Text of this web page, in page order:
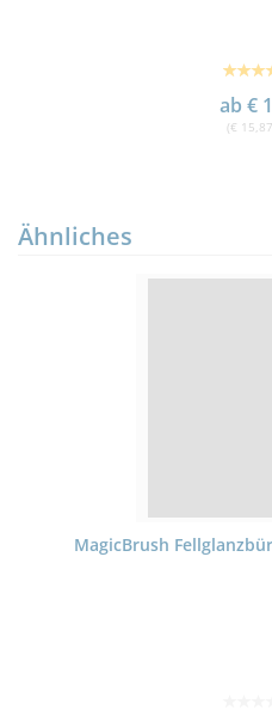
ab €
(€
Ähnliches
MagicBrush